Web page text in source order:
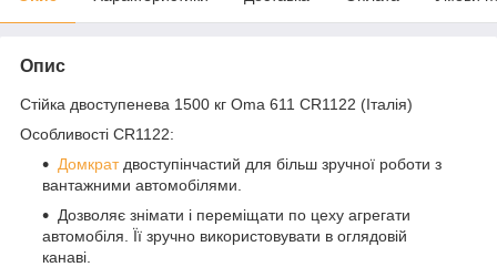
Опис
Стійка двоступенева 1500 кг Oma 611 CR1122 (Італія)
Особливості CR1122:
Домкратдвоступінчастий для більш зручної роботи з
вантажними автомобілями.
Дозволяє знімати і переміщати по цеху агрегати
автомобіля. Її зручно використовувати в оглядовій
канаві.